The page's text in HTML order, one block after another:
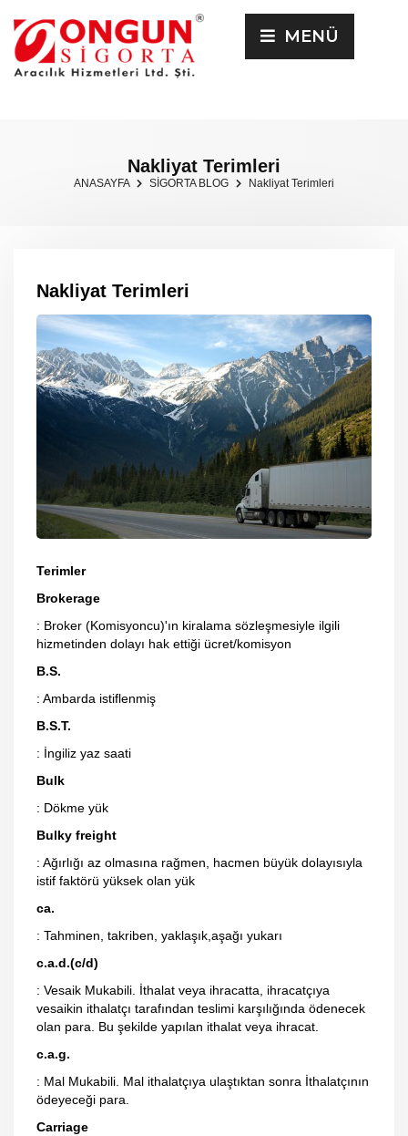
MENÜ
Nakliyat Terimleri
ANASAYFA SİGORTA BLOG Nakliyat Terimleri
Nakliyat Terimleri
Terimler
Brokerage
: Broker (Komisyoncu)'ın kiralama sözleşmesiyle ilgili
hizmetinden dolayı hak ettiği ücret/komisyon
B.S.
: Ambarda istiflenmiş
B.S.T.
: İngiliz yaz saati
Bulk
: Dökme yük
Bulky freight
: Ağırlığı az olmasına rağmen, hacmen büyük dolayısıyla
istif faktörü yüksek olan yük
ca.
: Tahminen, takriben, yaklaşık,aşağı yukarı
c.a.d.(c/d)
: Vesaik Mukabili. İthalat veya ihracatta, ihracatçıya
vesaikin ithalatçı tarafından teslimi karşılığında ödenecek
olan para. Bu şekilde yapılan ithalat veya ihracat.
c.a.g.
: Mal Mukabili. Mal ithalatçıya ulaştıktan sonra İthalatçının
ödeyeceği para.
Carriage